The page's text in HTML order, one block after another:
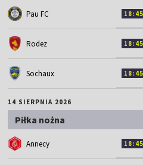
Pau FC 18:45
Rodez 18:45
Sochaux 18:45
14 SIERPNIA 2026
Piłka nożna
Annecy 18:45